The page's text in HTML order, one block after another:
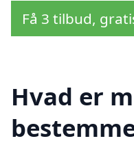
Få 3 tilbud,
Hvad er